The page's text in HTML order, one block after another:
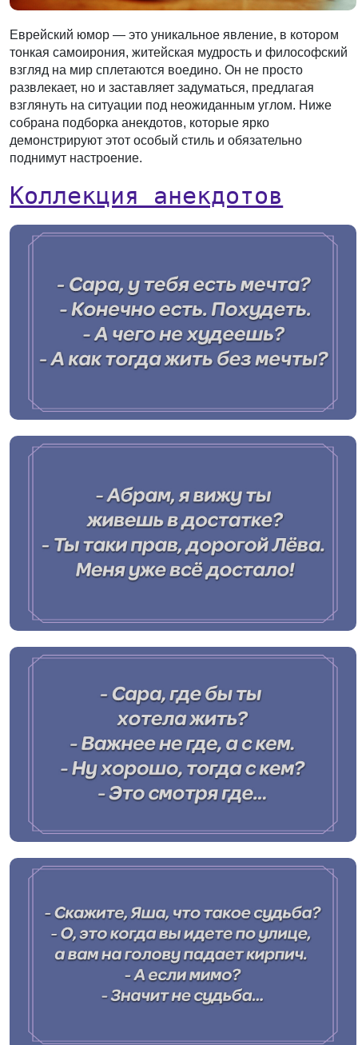
Еврейский юмор — это уникальное явление, в котором
тонкая самоирония, житейская мудрость и философский
взгляд на мир сплетаются воедино. Он не просто
развлекает, но и заставляет задуматься, предлагая
взглянуть на ситуации под неожиданным углом. Ниже
собрана подборка анекдотов, которые ярко
демонстрируют этот особый стиль и обязательно
поднимут настроение.
Коллекция анекдотов